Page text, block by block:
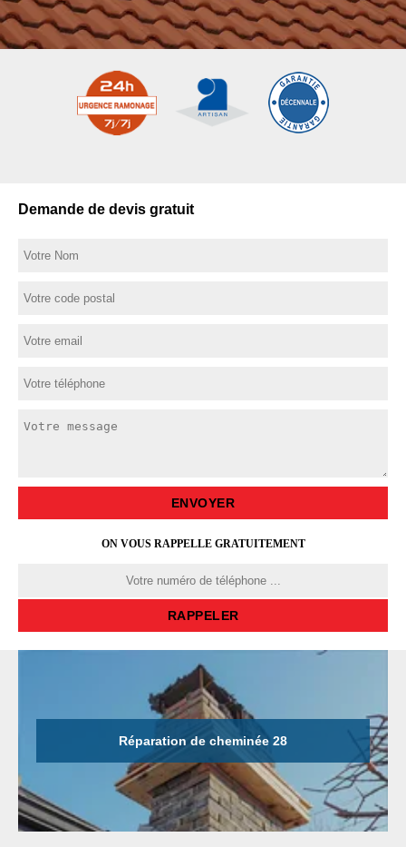
Demande de devis gratuit
ON VOUS RAPPELLE GRATUITEMENT
Réparation de cheminée 28